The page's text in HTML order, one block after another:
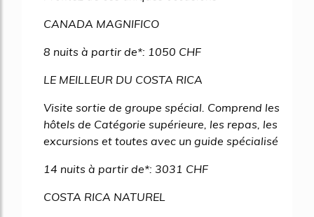
CANADA MAGNIFICO
8 nuits à partir de*: 1050 CHF
LE MEILLEUR DU COSTA RICA
Visite sortie de groupe spécial. Comprend les
hôtels de Catégorie supérieure, les repas, les
excursions et toutes avec un guide spécialisé
14 nuits à partir de*: 3031 CHF
COSTA RICA NATUREL